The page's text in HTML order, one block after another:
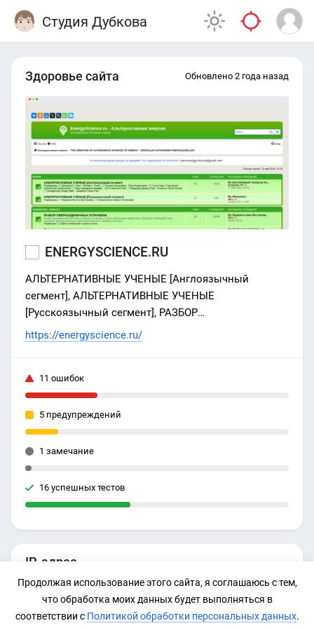
Студия Дубкова
IP-адрес
45.130.41.111
Здоровье сайта Обновлено 2 года назад
ENERGYSCIENCE.RU
АЛЬТЕРНАТИВНЫЕ УЧЕНЫЕ [Англоязычный
сегмент], АЛЬТЕРНАТИВНЫЕ УЧЕНЫЕ
[Русскоязычный сегмент], РАЗБОР
СВЕРХЪЕДИНИЧНЫХ УСТАНОВОК, Волновые и
конденсаторов, Резонансные генераторы, Ма..
https://energyscience.ru/
11 ошибок
5 предупреждений
1 замечание
16 успешных тестов
Продолжая использование этого сайта, я соглашаюсь с тем,
что обработка моих данных будет выполняться в
соответствии с Политикой обработки персональных данных.